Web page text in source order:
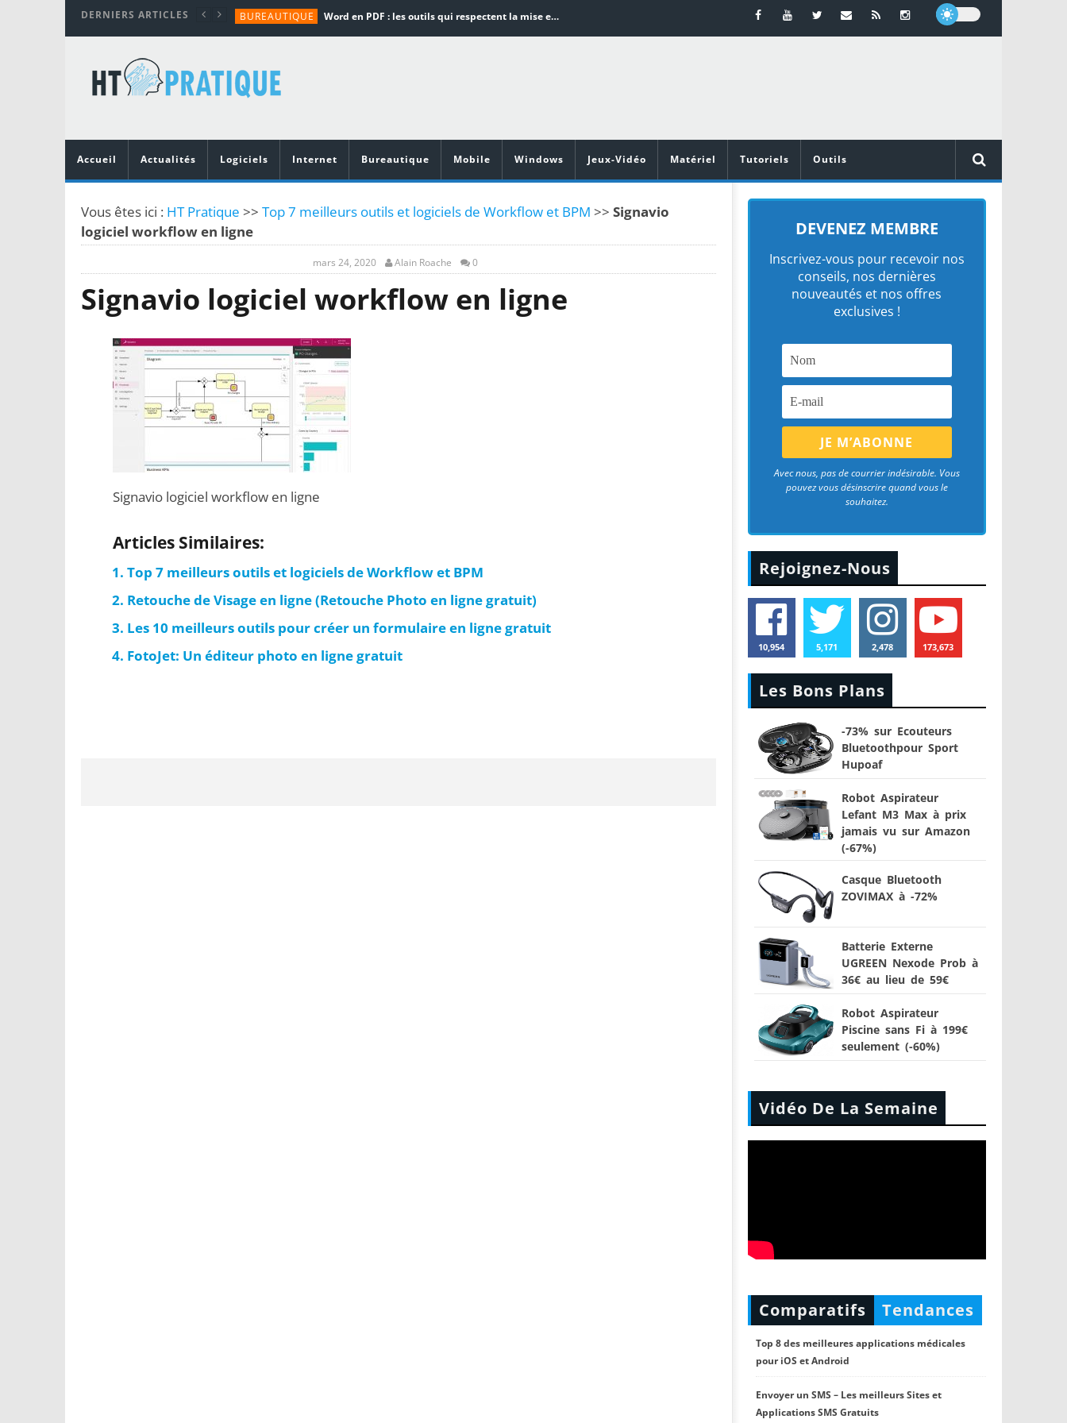
DERNIERS ARTICLES BUREAUTIQUE Word en PDF : les outils qui respectent la mise en page
TUTORIALS
MATÉRIEL
Vidéoprojecteurs Asus : Top 6 des meilleurs modèles de la marque
Accueil
Actualités Logiciels Internet Bureautique Mobile Windows Jeux-Vidéo Matériel Tutoriels Outils
Vous êtes ici : HT Pratique >> Top 7 meilleurs outils et logiciels de Workflow et BPM >> Signavio
logiciel workflow en ligne
mars 24, 2020 Alain Roache 0
Signavio logiciel workflow en ligne
Signavio logiciel workflow en ligne
Articles Similaires:
Top 7 meilleurs outils et logiciels de Workflow et BPM
Retouche de Visage en ligne (Retouche Photo en ligne gratuit)
Les 10 meilleurs outils pour créer un formulaire en ligne gratuit
FotoJet: Un éditeur photo en ligne gratuit
DEVENEZ MEMBRE
Inscrivez-vous pour recevoir nos
conseils, nos dernières
nouveautés et nos offres
exclusives !
Avec nous, pas de courrier indésirable. Vous
pouvez vous désinscrire quand vous le
souhaitez.
Rejoignez-Nous
10,954 5,171 2,478 173,673
Les Bons Plans
-73% sur Ecouteurs
Bluetoothpour Sport
Hupoaf
Robot Aspirateur
Lefant M3 Max à prix
jamais vu sur Amazon
(-67%)
Casque Bluetooth
ZOVIMAX à -72%
Batterie Externe
UGREEN Nexode Prob à
36€ au lieu de 59€
Robot Aspirateur
Piscine sans Fi à 199€
seulement (-60%)
Vidéo De La Semaine
Comparatifs Tendances
Top 8 des meilleures applications médicales
pour iOS et Android
Envoyer un SMS – Les meilleurs Sites et
Applications SMS Gratuits